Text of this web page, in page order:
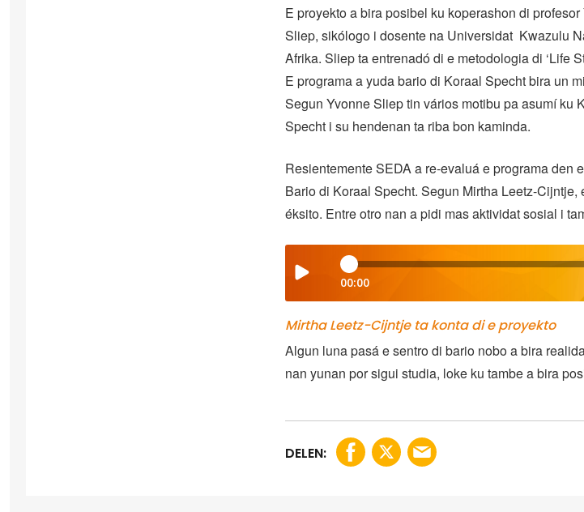
E proyekto a bira posibel ku koperashon di profesor
Sliep, sikólogo i dosente na Universidat Kwazulu
Afrika. Sliep ta entrenadó di e metodologia di ‘Life
E programa a yuda bario di Koraal Specht bira un
Segun Yvonne Sliep tin vários motibu pa asumí ku
Specht i su hendenan ta riba bon kaminda.
Resientemente SEDA a re-evaluá e programa den
Bario di Koraal Specht. Segun Mirtha Leetz-
éksito. Entre otro nan a pidi mas aktividat sosial i
00:00
Mirtha Leetz-Cijntje ta konta di e proyekto
Algun luna pasá e sentro di bario nobo a bira
nan yunan por sigui studia, loke ku tambe a bira
DELEN: